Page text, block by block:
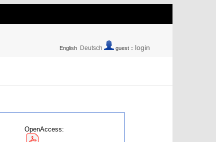
English Deutsch guest :: login
OpenAccess: